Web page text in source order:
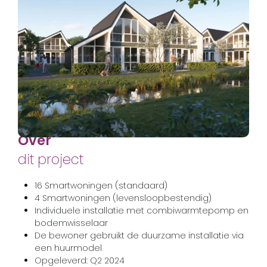
Over
dit project
16 Smartwoningen (standaard)
4 Smartwoningen (levensloopbestendig)
Individuele installatie met combiwarmtepomp en
bodemwisselaar
De bewoner gebruikt de duurzame installatie via
een huurmodel
Opgeleverd: Q2 2024